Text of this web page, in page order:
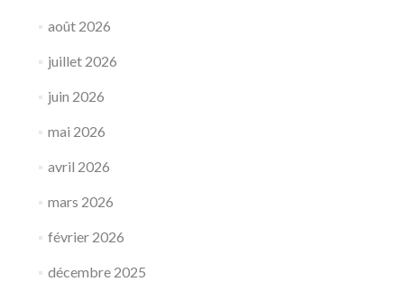
août 2026
juillet 2026
juin 2026
mai 2026
avril 2026
mars 2026
février 2026
décembre 2025